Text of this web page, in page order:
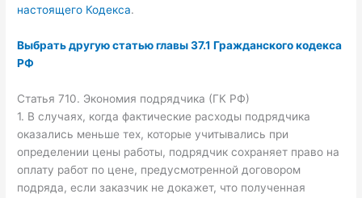
настоящего Кодекса.
Выбрать другую статью главы 37.1 Гражданского кодекса
РФ
Статья 710. Экономия подрядчика (ГК РФ)
1. В случаях, когда фактические расходы подрядчика
оказались меньше тех, которые учитывались при
определении цены работы, подрядчик сохраняет право на
оплату работ по цене, предусмотренной договором
подряда, если заказчик не докажет, что полученная